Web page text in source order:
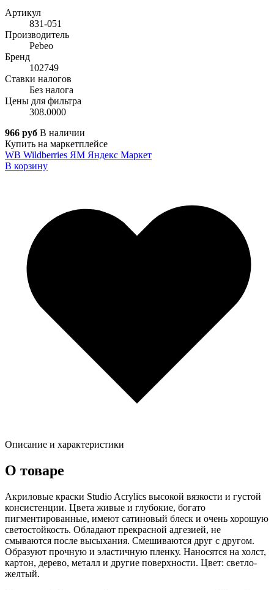
Артикул
831-051
Производитель
Pebeo
Бренд
102749
Ставки налогов
Без налога
Цены для фильтра
308.0000
966 руб В наличии
Купить на маркетплейсе
WB Wildberries ЯМ Яндекс Маркет
В корзину
Описание и характеристики
О товаре
Акриловые краски Studio Acrylics высокой вязкости и густой
консистенции. Цвета живые и глубокие, богато
пигментированные, имеют сатиновый блеск и очень хорошую
светостойкость. Обладают прекрасной адгезией, не
смываются после высыхания. Смешиваются друг с другом.
Образуют прочную и эластичную пленку. Наносятся на холст,
картон, дерево, металл и другие поверхности. Цвет: светло-
желтый.